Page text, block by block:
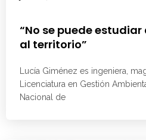
“No se puede
al territorio”
Lucía Giménez es ingeniera,
Licenciatura en Gestión
Nacional de